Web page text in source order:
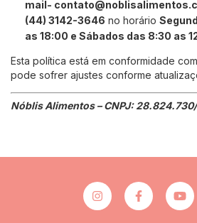
mail-
(44) 3142-3646 no horário
as 18:00 e Sábados das 8:30 as
Esta política está em conformidade
pode sofrer ajustes conforme
Nóblis Alimentos – CNPJ: